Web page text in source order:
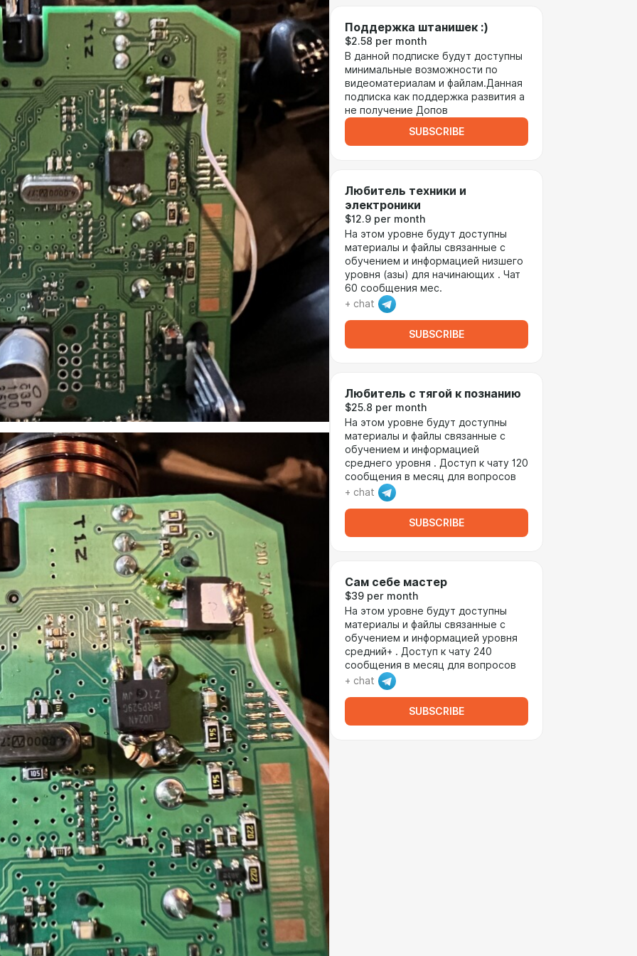
Поддержка штанишек :)
$2.58 per month
В данной подписке будут доступны
минимальные возможности по
видеоматериалам и файлам.Данная
подписка как поддержка развития а
не получение Допов
SUBSCRIBE
Любитель техники и
электроники
$12.9 per month
На этом уровне будут доступны
материалы и файлы связанные с
обучением и информацией низшего
уровня (азы) для начинающих . Чат
60 сообщения мес.
+ chat
SUBSCRIBE
Любитель с тягой к познанию
$25.8 per month
На этом уровне будут доступны
материалы и файлы связанные с
обучением и информацией
среднего уровня . Доступ к чату 120
сообщения в месяц для вопросов
+ chat
SUBSCRIBE
Сам себе мастер
$39 per month
На этом уровне будут доступны
материалы и файлы связанные с
обучением и информацией уровня
средний+ . Доступ к чату 240
сообщения в месяц для вопросов
+ chat
SUBSCRIBE